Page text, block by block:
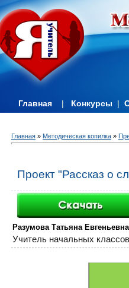
Главная | Конкурсы |
Главная » Методическая копилка »
Проект "Рассказ о
Разумова Татьяна Евгеньевна
Учитель начальных